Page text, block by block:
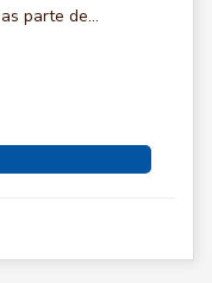
parte de...